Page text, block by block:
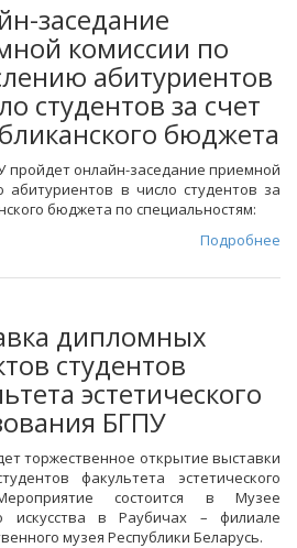
заседание
комиссии по
абитуриентов
студентов за счет
бюджета
пройдет онлайн-заседание приемной
абитуриентов в число студентов за
бюджета по специальностям:
Подробнее
дипломных
студентов
эстетического
БГПУ
торжественное открытие выставки
факультета эстетического
состоится в Музее
искусства в Раубичах – филиале
музея Республики Беларусь.